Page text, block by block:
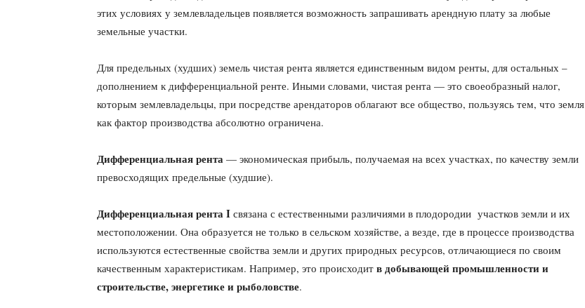
этих условиях у землевладельцев появляется возможность запрашивать арендную плату за любые
земельные участки.
Для предельных (худших) земель чистая рента является единственным видом ренты, для остальных –
дополнением к дифференциальной ренте. Иными словами, чистая рента — это своеобразный налог,
которым землевладельцы, при посредстве арендаторов облагают все общество, пользуясь тем, что земля
как фактор производства абсолютно ограничена.
Дифференциальная рента — экономическая прибыль, получаемая на всех участках, по качеству земли
превосходящих предельные (худшие).
Дифференциальная рента I связана с естественными различиями в плодородии участков земли и их
местоположении. Она образуется не только в сельском хозяйстве, а везде, где в процессе производства
используются естественные свойства земли и других природных ресурсов, отличающиеся по своим
качественным ха­рактеристикам. Например, это происходит в добывающей про­мышленности и
строительстве, энергетике и рыболовстве.